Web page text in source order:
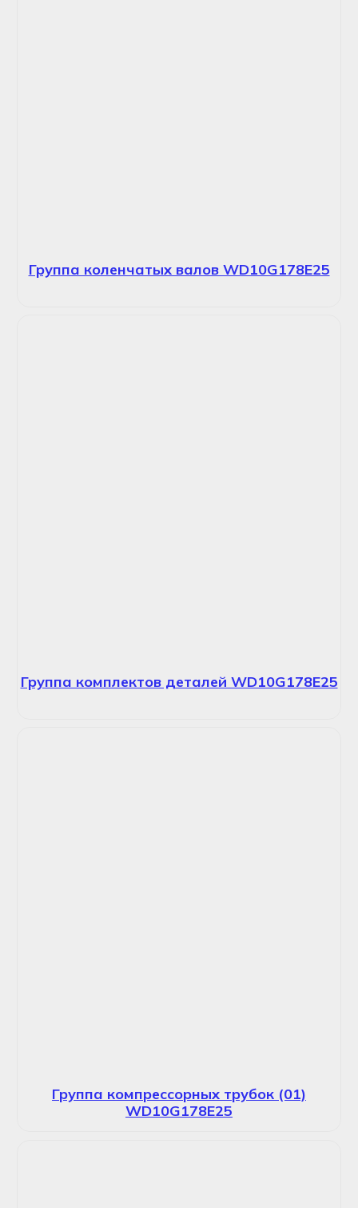
Группа коленчатых валов WD10G178E25
Группа комплектов деталей WD10G178E25
Группа компрессорных трубок (01)
WD10G178E25